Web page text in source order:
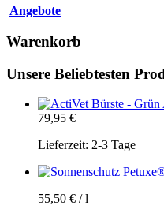
Angebote
Warenkorb
Unsere Beliebtesten
79,95 €
Lieferzeit: 2-3 Tage
55,50 € /l